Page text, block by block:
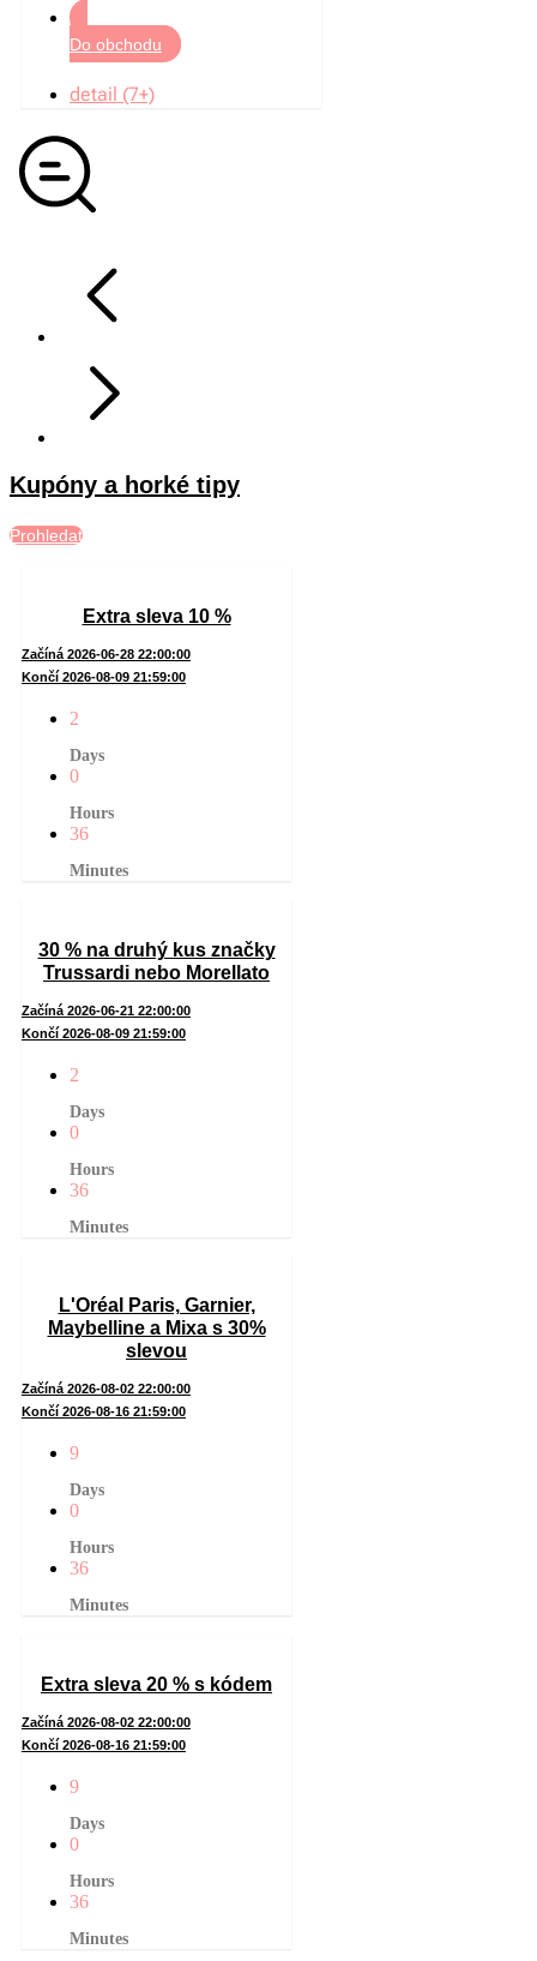
Do obchodu
detail (7+)
Kupóny a horké tipy
Prohledat
Extra sleva 10 %
Začíná 2026-06-28 22:00:00
Končí 2026-08-09 21:59:00
2
Days
0
Hours
36
Minutes
30 % na druhý kus značky
Trussardi nebo Morellato
Začíná 2026-06-21 22:00:00
Končí 2026-08-09 21:59:00
2
Days
0
Hours
36
Minutes
L'Oréal Paris, Garnier,
Maybelline a Mixa s 30%
slevou
Začíná 2026-08-02 22:00:00
Končí 2026-08-16 21:59:00
9
Days
0
Hours
36
Minutes
Extra sleva 20 % s kódem
Začíná 2026-08-02 22:00:00
Končí 2026-08-16 21:59:00
9
Days
0
Hours
36
Minutes